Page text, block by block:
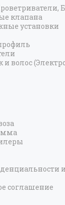
клапана
установки
волос
соглашение